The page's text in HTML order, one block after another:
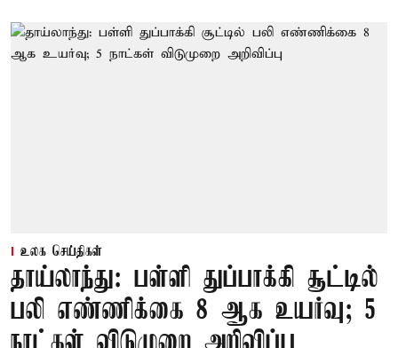
உலக செய்திகள்
தாய்லாந்து: பள்ளி துப்பாக்கி சூட்டில்
பலி எண்ணிக்கை 8 ஆக உயர்வு; 5